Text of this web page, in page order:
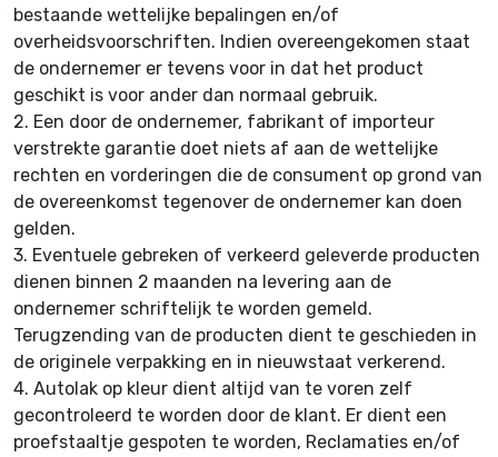
bestaande wettelijke bepalingen en/of
overheidsvoorschriften. Indien overeengekomen staat
de ondernemer er tevens voor in dat het product
geschikt is voor ander dan normaal gebruik.
2. Een door de ondernemer, fabrikant of importeur
verstrekte garantie doet niets af aan de wettelijke
rechten en vorderingen die de consument op grond van
de overeenkomst tegenover de ondernemer kan doen
gelden.
3. Eventuele gebreken of verkeerd geleverde producten
dienen binnen 2 maanden na levering aan de
ondernemer schriftelijk te worden gemeld.
Terugzending van de producten dient te geschieden in
de originele verpakking en in nieuwstaat verkerend.
4. Autolak op kleur dient altijd van te voren zelf
gecontroleerd te worden door de klant. Er dient een
proefstaaltje gespoten te worden, Reclamaties en/of